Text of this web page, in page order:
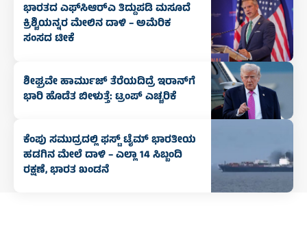
ಭಾರತದ ಎಫ್‌ಸಿಆರ್‌ಎ ತಿದ್ದುಪಡಿ ಮಸೂದೆ
ಕ್ರಿಶ್ಚಿಯನ್ನರ ಮೇಲಿನ ದಾಳಿ – ಅಮೆರಿಕ
ಸಂಸದ ಟೀಕೆ
ಶೀಘ್ರವೇ ಹಾರ್ಮುಜ್‌ ತೆರೆಯದಿದ್ರೆ ಇರಾನ್‌ಗೆ
ಭಾರಿ ಹೊಡೆತ ಬೀಳುತ್ತೆ: ಟ್ರಂಪ್‌ ಎಚ್ಚರಿಕೆ
ಕೆಂಪು ಸಮುದ್ರದಲ್ಲಿ ಫಸ್ಟ್‌ ಟೈಮ್‌ ಭಾರತೀಯ
ಹಡಗಿನ ಮೇಲೆ ದಾಳಿ – ಎಲ್ಲಾ 14 ಸಿಬ್ಬಂದಿ
ರಕ್ಷಣೆ, ಭಾರತ ಖಂಡನೆ